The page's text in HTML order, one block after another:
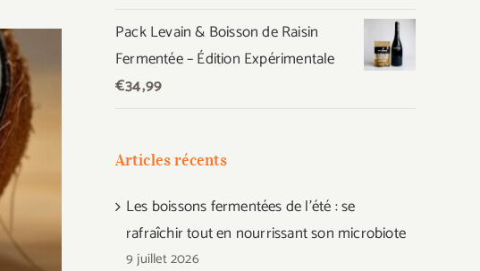
Pack Levain & Boisson de Raisin
Fermentée – Édition Expérimentale
€34,99
Articles récents
Les boissons fermentées de l’été : se
rafraîchir tout en nourrissant son microbiote
9 juillet 2026